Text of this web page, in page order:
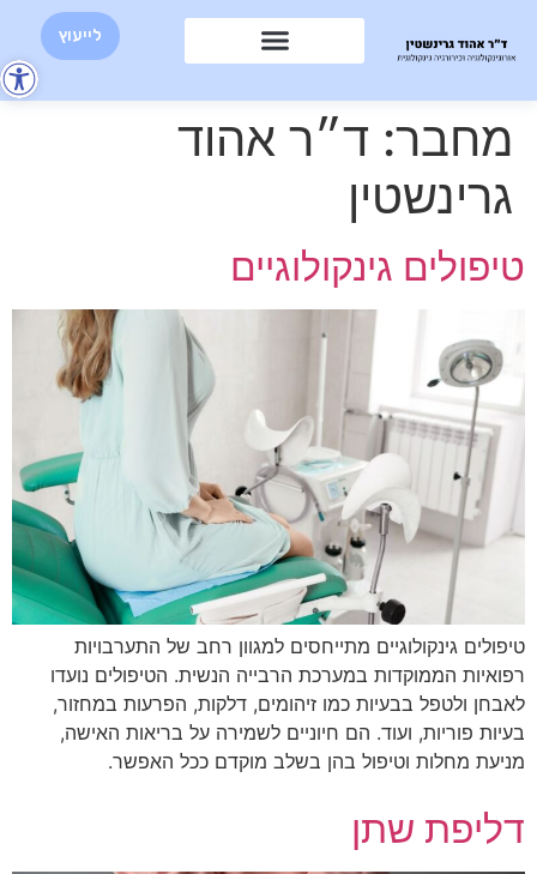
לייעוץ
מחבר: ד״ר אהוד
גרינשטין
טיפולים גינקולוגיים
טיפולים גינקולוגיים מתייחסים למגוון רחב של התערבויות
רפואיות הממוקדות במערכת הרבייה הנשית. הטיפולים נועדו
לאבחן ולטפל בבעיות כמו זיהומים, דלקות, הפרעות במחזור,
בעיות פוריות, ועוד. הם חיוניים לשמירה על בריאות האישה,
מניעת מחלות וטיפול בהן בשלב מוקדם ככל האפשר.
דליפת שתן